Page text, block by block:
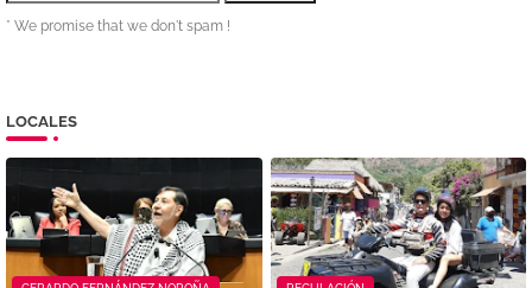
* We promise that we don't spam !
LOCALES